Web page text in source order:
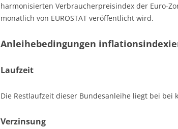
harmonisierten Verbraucherpreisindex der Euro-
monatlich von EUROSTAT veröffentlicht wird.
Anleihebedingungen
Laufzeit
Die Restlaufzeit dieser Bundesanleihe liegt bei bei
Verzinsung